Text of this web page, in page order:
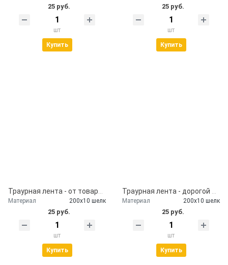
25 руб.
шт
Купить
25 руб.
шт
Купить
Материал 200х10 шелк
25 руб.
шт
Купить
Материал 200х10 шелк
25 руб.
шт
Купить